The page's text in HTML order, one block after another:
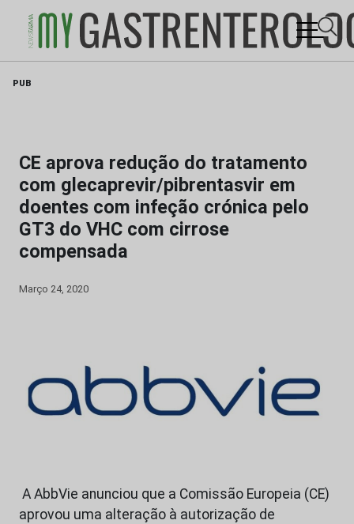
PUB
CE aprova redução do tratamento
com glecaprevir/pibrentasvir em
doentes com infeção crónica pelo
GT3 do VHC com cirrose
compensada
Março 24, 2020
A AbbVie anunciou que a Comissão Europeia (CE)
aprovou uma alteração à autorização de